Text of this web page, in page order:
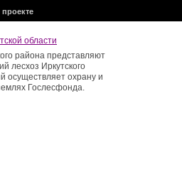
района представляют
лесхоз Иркутского
осуществляет охрану и
Гослесфонда.